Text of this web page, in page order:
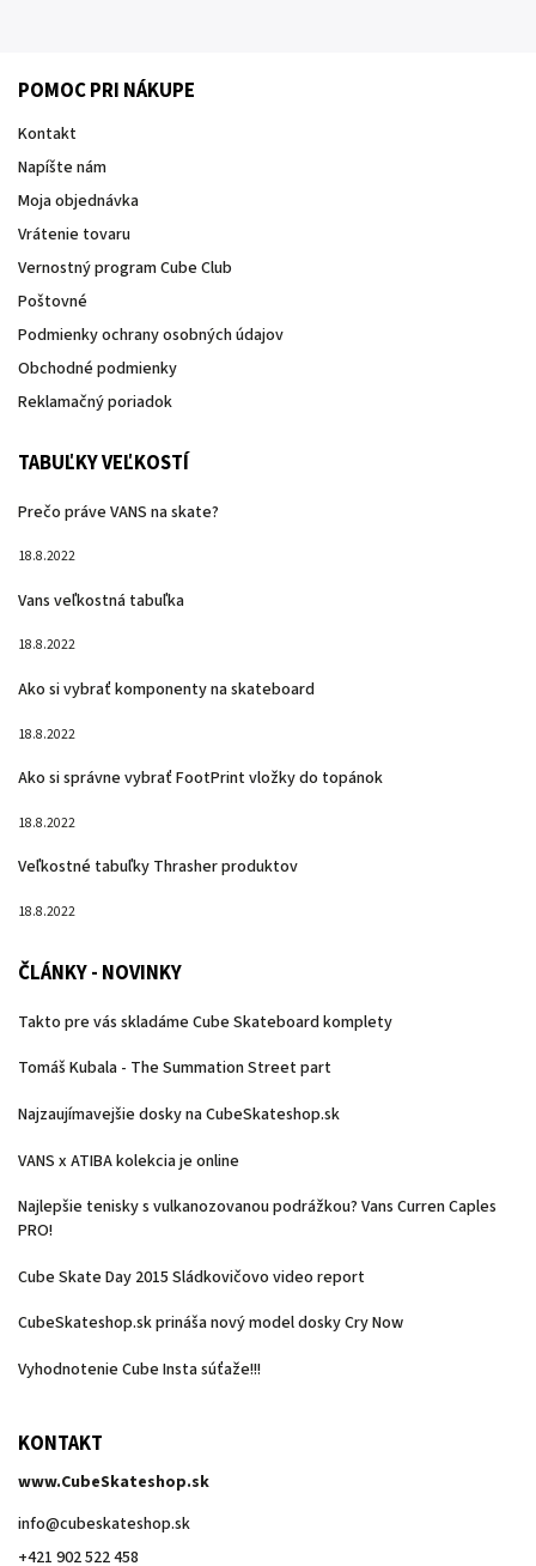
POMOC PRI NÁKUPE
Kontakt
Napíšte nám
Moja objednávka
Vrátenie tovaru
Vernostný program Cube Club
Poštovné
Podmienky ochrany osobných údajov
Obchodné podmienky
Reklamačný poriadok
TABUĽKY VEĽKOSTÍ
Prečo práve VANS na skate?
18.8.2022
Vans veľkostná tabuľka
18.8.2022
Ako si vybrať komponenty na skateboard
18.8.2022
Ako si správne vybrať FootPrint vložky do topánok
18.8.2022
Veľkostné tabuľky Thrasher produktov
18.8.2022
ČLÁNKY - NOVINKY
Takto pre vás skladáme Cube Skateboard komplety
Tomáš Kubala - The Summation Street part
Najzaujímavejšie dosky na CubeSkateshop.sk
VANS x ATIBA kolekcia je online
Najlepšie tenisky s vulkanozovanou podrážkou? Vans Curren Caples
PRO!
Cube Skate Day 2015 Sládkovičovo video report
CubeSkateshop.sk prináša nový model dosky Cry Now
Vyhodnotenie Cube Insta súťaže!!!
KONTAKT
www.CubeSkateshop.sk
info@cubeskateshop.sk
+421 902 522 458